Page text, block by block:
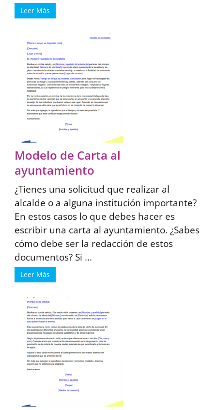
Leer Más
Modelo de Carta al
ayuntamiento
¿Tienes una solicitud que realizar al
alcalde o a alguna institución importante?
En estos casos lo que debes hacer es
escribir una carta al ayuntamiento. ¿Sabes
cómo debe ser la redacción de estos
documentos? Si ...
Leer Más